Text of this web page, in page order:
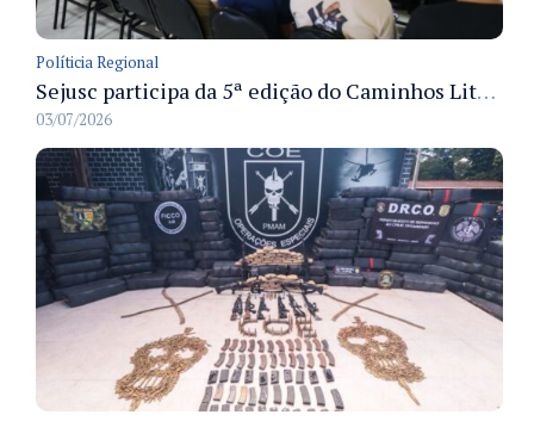
Políticia Regional
Sejusc participa da 5ª edição do Caminhos Literários com foco na cultura hip-hop nas unidades socioeducativas
03/07/2026